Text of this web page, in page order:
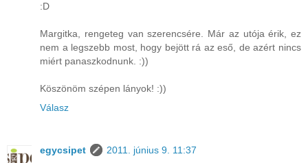
:D
Margitka, rengeteg van szerencsére. Már az utója érik, ez
nem a legszebb most, hogy bejött rá az eső, de azért nincs
miért panaszkodnunk. :))
Köszönöm szépen lányok! :))
Válasz
egycsipet
2011. június 9. 11:37